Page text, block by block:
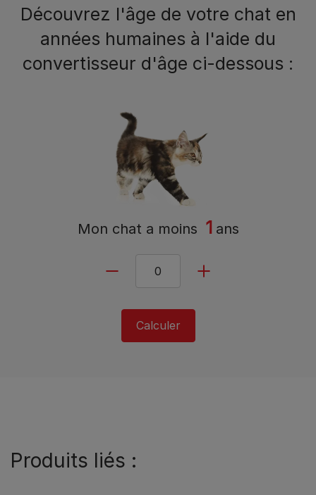
Découvrez l'âge de votre chat en
années humaines à l'aide du
convertisseur d'âge ci-dessous :
Mon chat a moins 1 ans
Calculer
Produits liés :